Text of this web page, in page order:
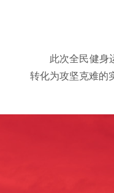
此次全民健身
转化为攻坚克难的